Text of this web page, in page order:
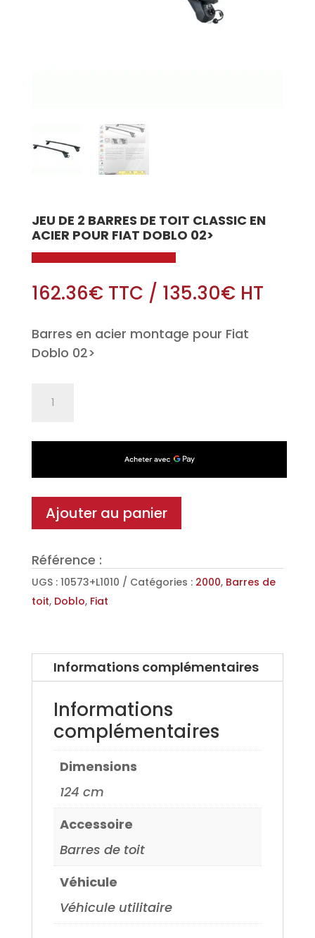
JEU DE 2 BARRES DE TOIT CLASSIC EN
ACIER POUR FIAT DOBLO 02>
162.36€TTC / 135.30€HT
Barres en acier montage pour Fiat
Doblo 02>
toit
en
Acier
pour
02>
Ajouter au panier
Référence :
UGS : 10573+L1010 Catégories : 2000, Barres de
toit, Doblo, Fiat
Informations complémentaires
Informations
complémentaires
Dimensions
124 cm
Accessoire
Barres de toit
Véhicule
Véhicule utilitaire